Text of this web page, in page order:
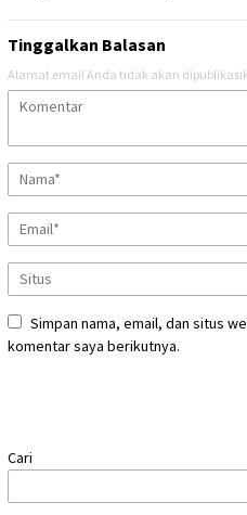
Tinggalkan Balasan
Alamat email Anda tidak akan
Simpan nama, email, dan situs
komentar saya berikutnya.
Cari